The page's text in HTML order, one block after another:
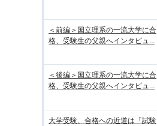
＜前編＞国立理系の一流大学に合
格、受験生の父親へインタビュ...
＜後編＞国立理系の一流大学に合
格、受験生の父親へインタビュ...
大学受験、合格への近道は「試験